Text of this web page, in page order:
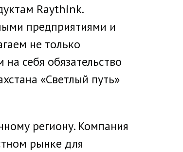
Raythink.
предприятиями и
не только
себя обязательство
«Светлый путь»
региону. Компания
рынке для